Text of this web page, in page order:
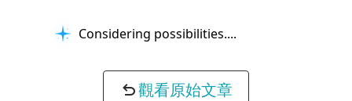
Considering possibilities...
觀看原始文章